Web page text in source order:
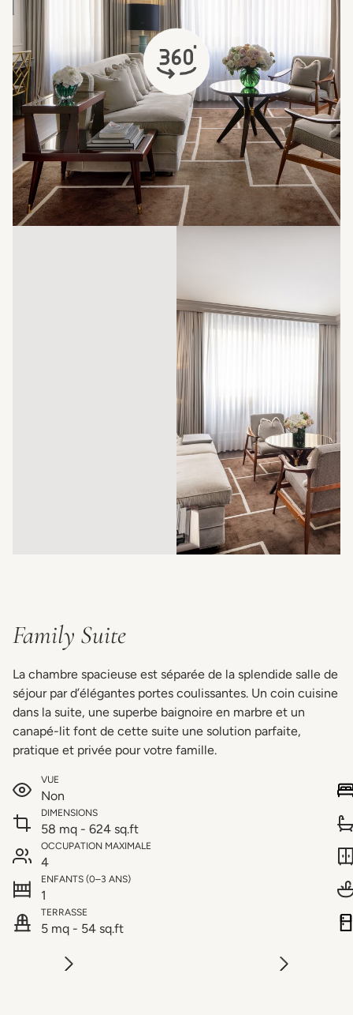
Family Suite
La chambre spacieuse est séparée de la splendide salle de
séjour par d’élégantes portes coulissantes. Un coin cuisine
dans la suite, une superbe baignoire en marbre et un
canapé-lit font de cette suite une solution parfaite,
pratique et privée pour votre famille.
VUE
Non
DIMENSIONS
58 mq - 624 sq.ft
OCCUPATION MAXIMALE
4
ENFANTS (0–3 ANS)
1
TERRASSE
5 mq - 54 sq.ft